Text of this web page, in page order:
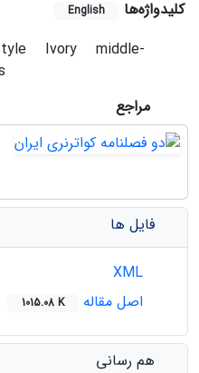
کلیدواژه‌ها English
Ivory
middle-
مراجع
فایل ها
اصل مقاله
1015.08 K
هم رسانی